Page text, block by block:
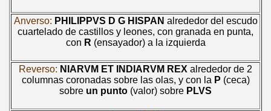
Anverso: PHILIPPVS D G HISPAN alrededor del escudo
cuartelado de castillos y leones, con granada en punta,
con R (ensayador) a la izquierda
Reverso: NIARVM ET INDIARVM REX alrededor de 2
columnas coronadas sobre las olas, y con la P (ceca)
sobre un punto (valor) sobre PLVS